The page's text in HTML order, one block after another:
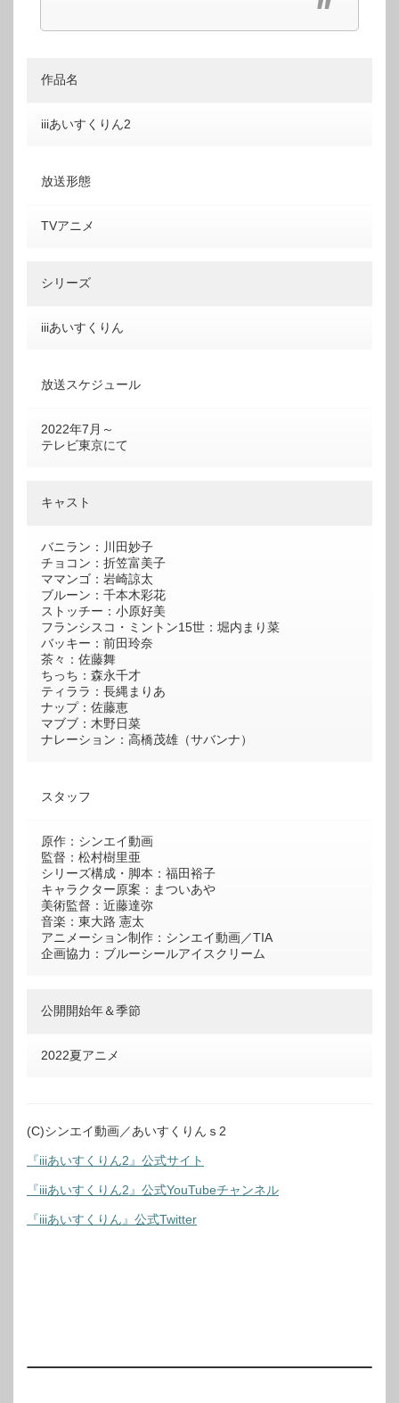
作品名
iiiあいすくりん2
放送形態
TVアニメ
シリーズ
iiiあいすくりん
放送スケジュール
2022年7月～
テレビ東京にて
キャスト
バニラン：川田妙子
チョコン：折笠富美子
ママンゴ：岩崎諒太
ブルーン：千本木彩花
ストッチー：小原好美
フランシスコ・ミントン15世：堀内まり菜
バッキー：前田玲奈
茶々：佐藤舞
ちっち：森永千才
ティララ：長縄まりあ
ナップ：佐藤恵
マブブ：木野日菜
ナレーション：高橋茂雄（サバンナ）
スタッフ
原作：シンエイ動画
監督：松村樹里亜
シリーズ構成・脚本：福田裕子
キャラクター原案：まついあや
美術監督：近藤達弥
音楽：東大路 憲太
アニメーション制作：シンエイ動画／TIA
企画協力：ブルーシールアイスクリーム
公開開始年＆季節
2022夏アニメ
(C)シンエイ動画／あいすくりんｓ2
『iiiあいすくりん2』公式サイト
『iiiあいすくりん2』公式YouTubeチャンネル
『iiiあいすくりん』公式Twitter